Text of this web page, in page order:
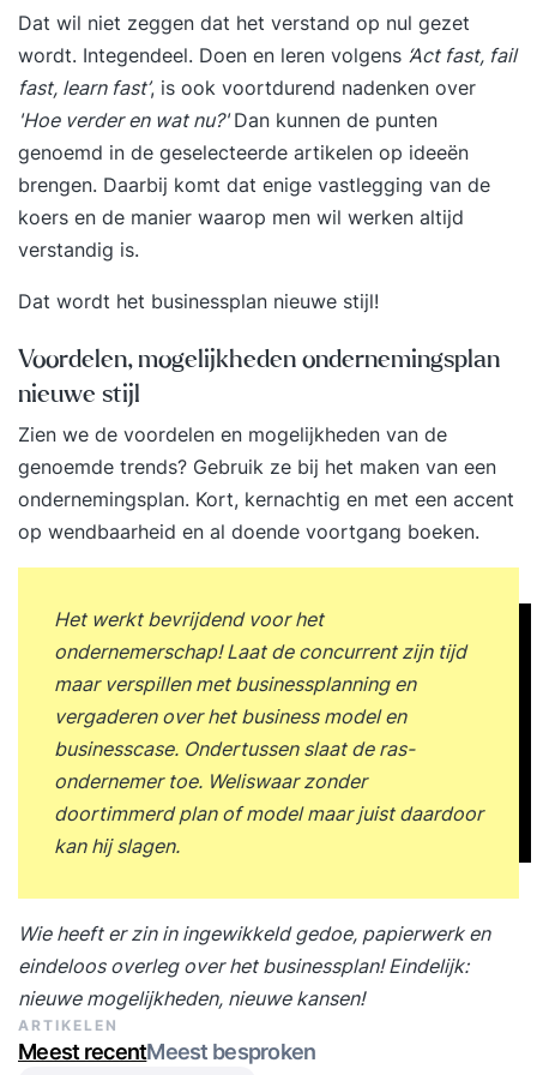
contactmomenten met je StudieCoach, waarin je
een korte toelichting op de theorie ontvangt.
Deze online gesprekken plan je in overleg met je
StudieCoach. Daarnaast kun je op elk moment bij
je StudieCoach terecht met vragen over de
inhoud van de lessen. Leerdoelen Je begrijpt wat
een ondernemingsplan is en kunt het doel en de
opbouw ervan toelichten. Je voert
kansen, bedreigingen en doelgroepbehoeften in
concrete doelen die richting geven aan de
onderneming. Je ontwikkelt een bedrijfsconcept
en beschrijft producten of diensten op een
duidelijke en onderscheidende manier. Je stelt
een marketingstrategie en verkoopplan op om
producten en diensten effectief in de markt te
positioneren. Je beschrijft organisatie en
verantwoordelijkheden en processen helder zijn.
Je maakt een financieel plan en begroting om
inkomsten, uitgaven en investeringen te plannen
en beheersen. Je analyseert risico’s en
duurzaamheidsaspecten en presenteert en
verdedigt het ondernemingsplan op een
overtuigende manier. Programma Tijdens de
MBO-opleiding van Go2Lean komen de volgende
ondernemingsplan en het belang ervan.
Verschillende soorten ondernemingsplannen
(start-up, groeiplan, financieringsplan). Doelen en
voordelen van een ondernemingsplan. Het doel
Dat wil niet zeggen dat het verstand op nul gezet
wordt. Integendeel. Doen en leren volgens ‘Act fast, fail
fast, learn fast’, is ook voortdurend nadenken over
'Hoe verder en wat nu?'Dan kunnen de punten
genoemd in de geselecteerde artikelen op ideeën
brengen. Daarbij komt dat enige vastlegging van de
koers en de manier waarop men wil werken altijd
verstandig is.
Dat wordt het businessplan nieuwe stijl!
Voordelen, mogelijkheden ondernemingsplan
nieuwe stijl
Zien we de voordelen en mogelijkheden van de
genoemde trends? Gebruik ze bij het maken van een
ondernemingsplan. Kort, kernachtig en met een accent
op wendbaarheid en al doende voortgang boeken.
Het werkt bevrijdend voor het
ondernemerschap! Laat de concurrent zijn tijd
maar verspillen met businessplanning en
vergaderen over het business model en
businesscase. Ondertussen slaat de ras-
ondernemer toe. Weliswaar zonder
doortimmerd plan of model maar juist daardoor
kan hij slagen.
Wie heeft er zin in ingewikkeld gedoe, papierwerk en
eindeloos overleg over het businessplan! Eindelijk:
nieuwe mogelijkheden, nieuwe kansen!
ARTIKELEN
Meest recentMeest besproken